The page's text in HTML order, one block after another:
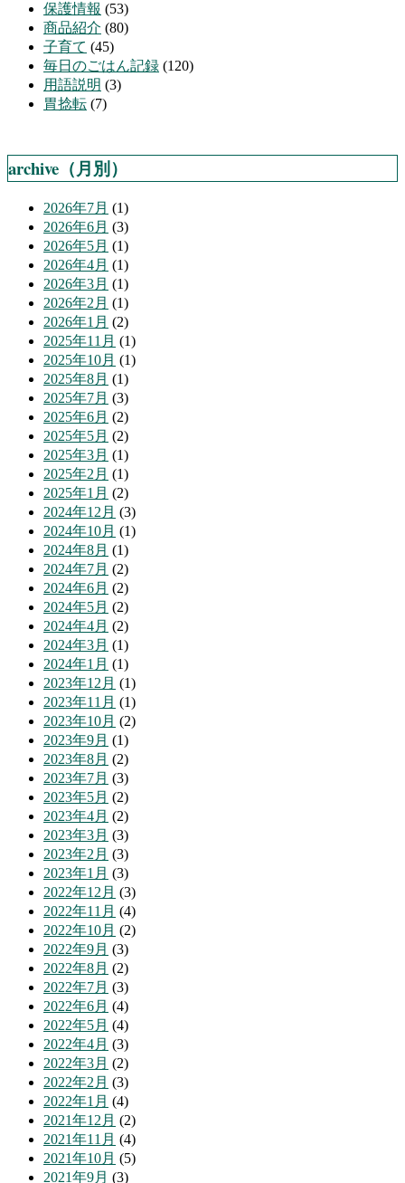
保護情報 (53)
商品紹介 (80)
子育て (45)
毎日のごはん記録 (120)
用語説明 (3)
胃捻転 (7)
archive（月別）
2026年7月 (1)
2026年6月 (3)
2026年5月 (1)
2026年4月 (1)
2026年3月 (1)
2026年2月 (1)
2026年1月 (2)
2025年11月 (1)
2025年10月 (1)
2025年8月 (1)
2025年7月 (3)
2025年6月 (2)
2025年5月 (2)
2025年3月 (1)
2025年2月 (1)
2025年1月 (2)
2024年12月 (3)
2024年10月 (1)
2024年8月 (1)
2024年7月 (2)
2024年6月 (2)
2024年5月 (2)
2024年4月 (2)
2024年3月 (1)
2024年1月 (1)
2023年12月 (1)
2023年11月 (1)
2023年10月 (2)
2023年9月 (1)
2023年8月 (2)
2023年7月 (3)
2023年5月 (2)
2023年4月 (2)
2023年3月 (3)
2023年2月 (3)
2023年1月 (3)
2022年12月 (3)
2022年11月 (4)
2022年10月 (2)
2022年9月 (3)
2022年8月 (2)
2022年7月 (3)
2022年6月 (4)
2022年5月 (4)
2022年4月 (3)
2022年3月 (2)
2022年2月 (3)
2022年1月 (4)
2021年12月 (2)
2021年11月 (4)
2021年10月 (5)
2021年9月 (3)